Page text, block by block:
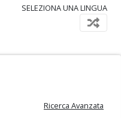
SELEZIONA UNA LINGUA
Ricerca Avanzata